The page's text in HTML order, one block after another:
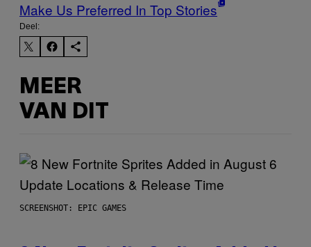
Make Us Preferred In Top Stories
Deel:
MEER
VAN DIT
SCREENSHOT: EPIC GAMES